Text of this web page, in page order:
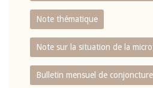
Note thématique
Note sur la situation de la
Bulletin mensuel de